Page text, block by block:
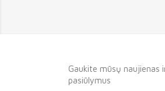
Gaukite mūsų naujienas
pasiūlymus